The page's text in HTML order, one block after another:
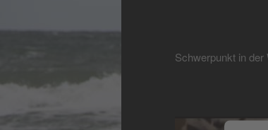
Schwerpunkt in der